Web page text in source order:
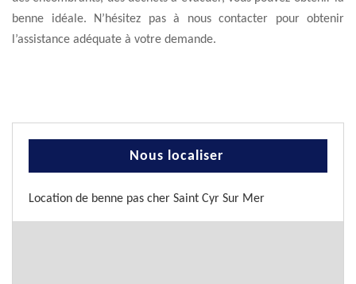
benne idéale. N’hésitez pas à nous contacter pour obtenir
l’assistance adéquate à votre demande.
Nous localiser
Location de benne pas cher Saint Cyr Sur Mer